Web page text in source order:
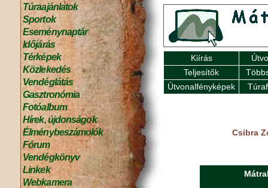
Túraajánlatok
Sportok
Eseménynaptár
Időjárás
Térképek
Közlekedés
Vendéglátás
Gasztronómia
Fotóalbum
Hírek, újdonságok
Élménybeszámolók
Fórum
Vendégkönyv
Linkek
Webkamera
Kiírás
Teljesítők
Útvonalfényképek
Csibra